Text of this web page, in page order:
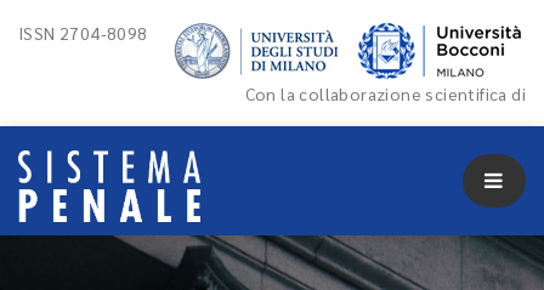
ISSN 2704-8098
Con la collaborazione scientifica di